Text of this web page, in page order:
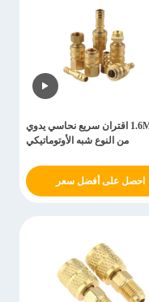
1.6MPa اقتران سريع نحاسي يدوي
من النوع شبه الأوتوماتيكي
احصل على أفضل سعر